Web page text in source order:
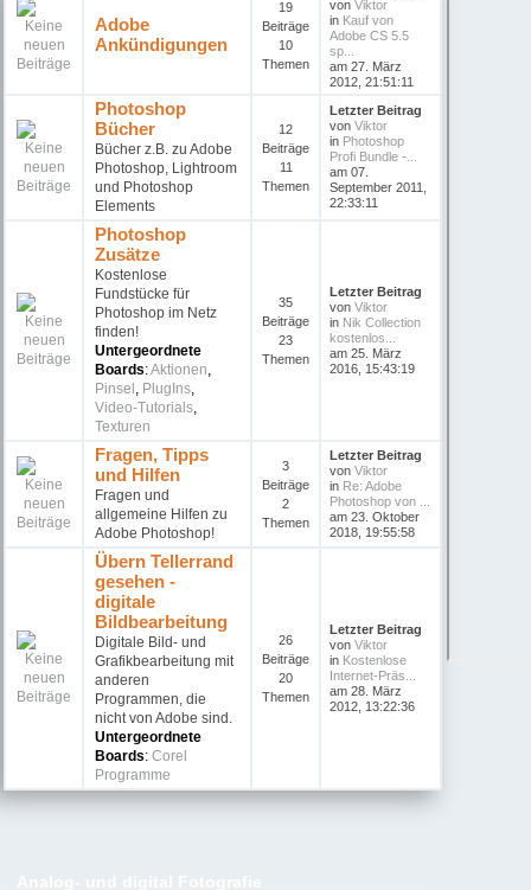
Adobe
Ankündigungen
19
Beiträge
10
Themen
vonViktor
in Kauf von
Adobe CS 5.5
sp...
am 27. März
2012, 21:51:11
Photoshop
Bücher
Bücher z.B. zu Adobe
Photoshop, Lightroom
und Photoshop
Elements
12
Beiträge
11
Themen
Letzter Beitrag
vonViktor
in Photoshop
Profi Bundle -...
am 07.
September 2011,
22:33:11
Photoshop
Zusätze
Kostenlose
Fundstücke für
Photoshop im Netz
finden!
Untergeordnete
Boards:Aktionen,
Pinsel , PlugIns,
Video-Tutorials,
Texturen
35
Beiträge
23
Themen
Letzter Beitrag
vonViktor
in Nik Collection
kostenlos...
am 25. März
2016, 15:43:19
Fragen, Tipps
und Hilfen
Fragen und
allgemeine Hilfen zu
Adobe Photoshop!
3
Beiträge
2
Themen
Letzter Beitrag
vonViktor
in Re: Adobe
Photoshop von ...
am 23. Oktober
2018, 19:55:58
Übern Tellerrand
gesehen -
digitale
Bildbearbeitung
Digitale Bild- und
Grafikbearbeitung mit
anderen
Programmen, die
nicht von Adobe sind.
Untergeordnete
Boards: Corel
Programme
26
Beiträge
20
Themen
Letzter Beitrag
vonViktor
in Kostenlose
Internet-Präs...
am 28. März
2012, 13:22:36